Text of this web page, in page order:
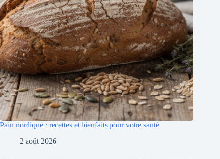
Pain nordique : recettes et bienfaits pour votre santé
2 août 2026